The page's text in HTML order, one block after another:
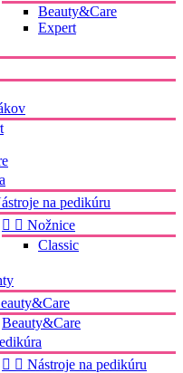
Beauty&Care
Expert
na pedikúru
  Nožnice
Classic
Beauty&Care
  Nástroje na pedikúru